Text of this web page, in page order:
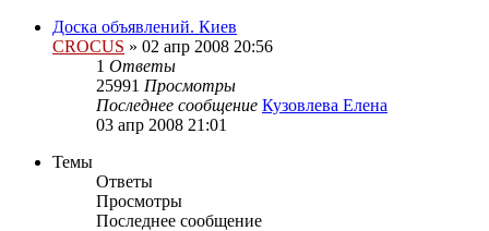
Доска объявлений. Киев
CROCUS » 02 апр 2008 20:56
1 Ответы
25991 Просмотры
Последнее сообщение Кузовлева Елена
03 апр 2008 21:01
Темы
Ответы
Просмотры
Последнее сообщение